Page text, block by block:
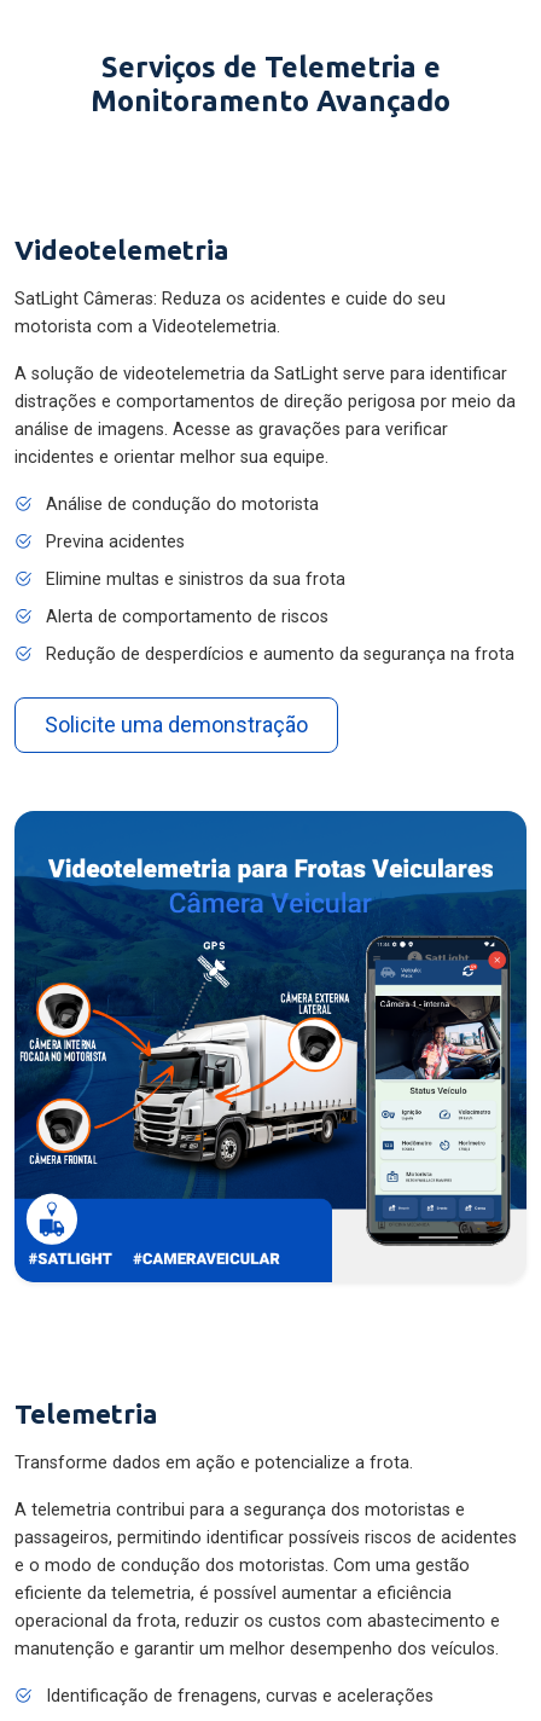
Serviços de Telemetria e
Monitoramento Avançado
Videotelemetria
SatLight Câmeras: Reduza os acidentes e cuide do seu
motorista com a Videotelemetria.
A solução de videotelemetria da SatLight serve para identificar
distrações e comportamentos de direção perigosa por meio da
análise de imagens. Acesse as gravações para verificar
incidentes e orientar melhor sua equipe.
Análise de condução do motorista
Previna acidentes
Elimine multas e sinistros da sua frota
Alerta de comportamento de riscos
Redução de desperdícios e aumento da segurança na frota
Solicite uma demonstração
Telemetria
Transforme dados em ação e potencialize a frota.
A telemetria contribui para a segurança dos motoristas e
passageiros, permitindo identificar possíveis riscos de acidentes
e o modo de condução dos motoristas. Com uma gestão
eficiente da telemetria, é possível aumentar a eficiência
operacional da frota, reduzir os custos com abastecimento e
manutenção e garantir um melhor desempenho dos veículos.
Identificação de frenagens, curvas e acelerações